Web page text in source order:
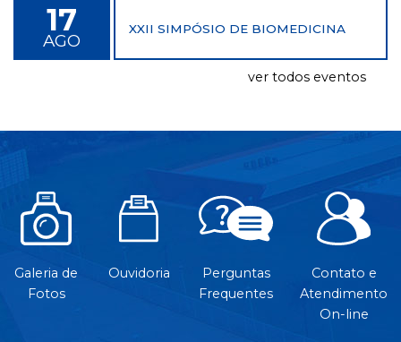
17
AGO
XXII SIMPÓSIO DE BIOMEDICINA
ver todos eventos
Galeria de
Fotos
Ouvidoria
Perguntas
Frequentes
Contato e
Atendimento
On-line